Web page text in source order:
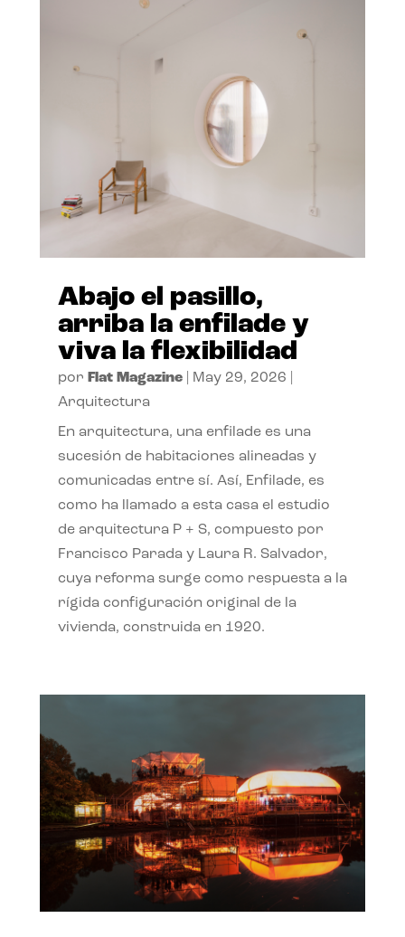
Abajo el pasillo,
arriba la enfilade y
viva la flexibilidad
por Flat Magazine| May 29, 2026
Arquitectura
En arquitectura, una enfilade es una
sucesión de habitaciones alineadas y
comunicadas entre sí. Así, Enfilade, es
como ha llamado a esta casa el estudio
de arquitectura P + S, compuesto por
Francisco Parada y Laura R. Salvador,
cuya reforma surge como respuesta a la
rígida configuración original de la
vivienda, construida en 1920.